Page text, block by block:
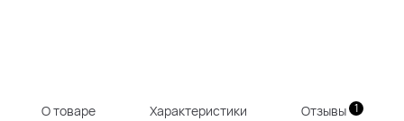
О товаре Характеристики Отзывы 1